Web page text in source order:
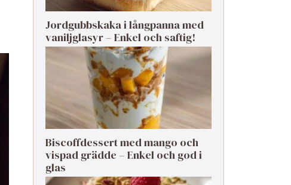
Jordgubbskaka i långpanna med
vaniljglasyr – Enkel och saftig!
Biscoffdessert med mango och
vispad grädde – Enkel och god i
glas